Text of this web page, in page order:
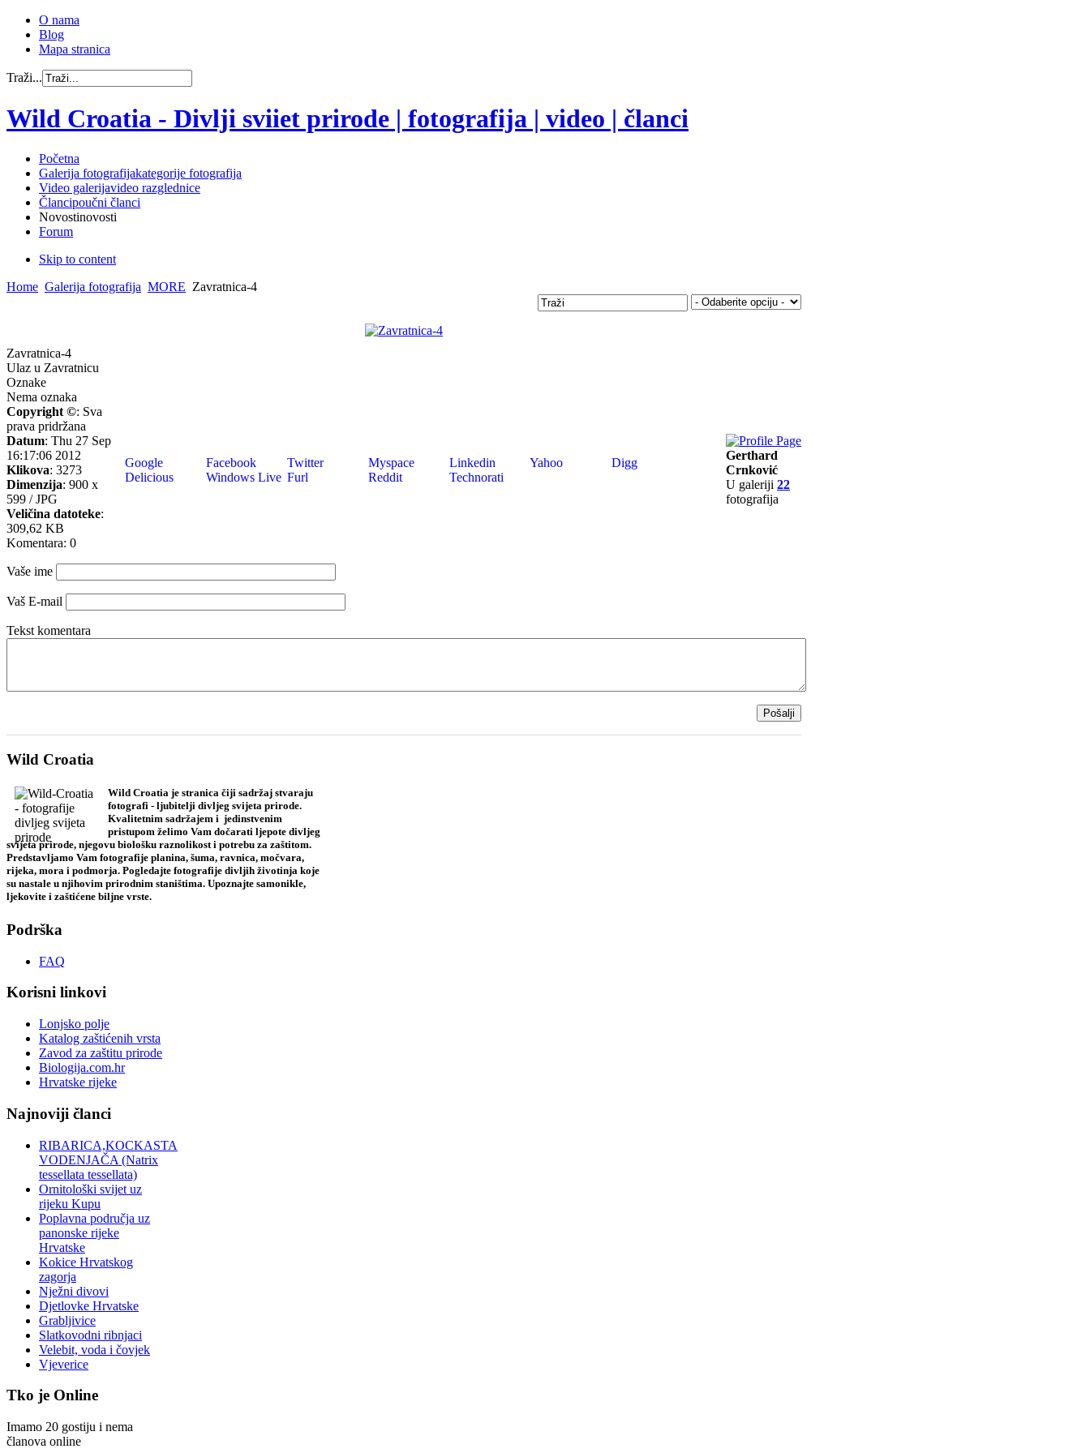
O nama
Blog
Mapa stranica
Traži...
Wild Croatia - Divlji sviiet prirode | fotografija | video | članci
Početna
Galerija fotografijakategorije fotografija
Video galerijavideo razglednice
Člancipoučni članci
Novostinovosti
Forum
Skip to content
Home Galerija fotografija MORE Zavratnica-4
Zavratnica-4
Ulaz u Zavratnicu
Oznake
Nema oznaka
Copyright ©: Sva
prava pridržana
Datum: Thu 27 Sep
16:17:06 2012
Klikova: 3273
Dimenzija: 900 x
599 / JPG
Veličina datoteke:
309,62 KB
Google Facebook Twitter Myspace Linkedin Yahoo
Digg
Delicious
Windows Live Furl Reddit Technorati
Gerthard
Crnković
U galeriji 22
fotografija
Komentara: 0
Vaše ime
Vaš E-mail
Tekst komentara
Pošalji
Wild Croatia
Wild Croatia je stranica čiji sadržaj stvaraju
fotografi - ljubitelji divljeg svijeta prirode.
Kvalitetnim sadržajem i jedinstvenim
pristupom želimo Vam dočarati ljepote divljeg
svijeta prirode, njegovu biološku raznolikost i potrebu za zaštitom.
Predstavljamo Vam fotografije planina, šuma, ravnica, močvara,
rijeka, mora i podmorja. Pogledajte fotografije divljih životinja koje
su nastale u njihovim prirodnim staništima. Upoznajte samonikle,
ljekovite i zaštićene biljne vrste.
Podrška
FAQ
Korisni linkovi
Lonjsko polje
Katalog zaštićenih vrsta
Zavod za zaštitu prirode
Biologija.com.hr
Hrvatske rijeke
Najnoviji članci
RIBARICA,KOCKASTA
VODENJAČA (Natrix
tessellata tessellata)
Ornitološki svijet uz
rijeku Kupu
Poplavna područja uz
panonske rijeke
Hrvatske
Kokice Hrvatskog
zagorja
Nježni divovi
Djetlovke Hrvatske
Grabljivice
Slatkovodni ribnjaci
Velebit, voda i čovjek
Vjeverice
Tko je Online
Imamo 20 gostiju i nema
članova online